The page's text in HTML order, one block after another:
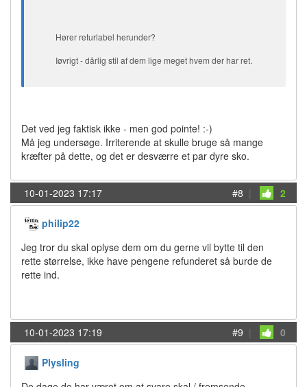
Hører returlabel herunder?
Iøvrigt - dårlig stil af dem lige meget hvem der har ret.
Det ved jeg faktisk ikke - men god pointe! :-)
Må jeg undersøge. Irriterende at skulle bruge så mange
kræfter på dette, og det er desværre et par dyre sko.
10-01-2023 17:17 #8 | 2
philip22
Jeg tror du skal oplyse dem om du gerne vil bytte til den
rette størrelse, ikke have pengene refunderet så burde de
rette ind.
10-01-2023 17:19 #9 | 0
Plysling